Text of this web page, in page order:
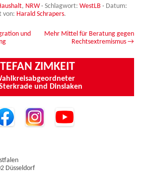
, NRW· Schlagwort: WestLB · Datum:
von: Harald Schrapers.
und
Mehr Mittel für Beratung gegen
Rechtsextremismus →
ZIMKEIT
und Dinslaken
Düsseldorf